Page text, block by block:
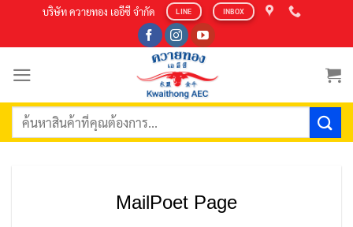
content
บริษัท ควายทอง เออีซี จำกัด LINE INBOX
ค้นหา:
MailPoet Page